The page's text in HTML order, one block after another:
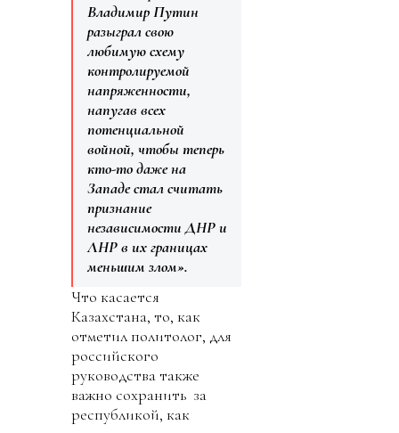
Владимир Путин
разыграл свою
любимую схему
контролируемой
напряженности,
напугав всех
потенциальной
войной, чтобы теперь
кто-то даже на
Западе стал считать
признание
независимости ДНР и
ЛНР в их границах
меньшим злом».
Что касается
Казахстана, то, как
отметил политолог, для
российского
руководства также
важно сохранить за
республикой, как